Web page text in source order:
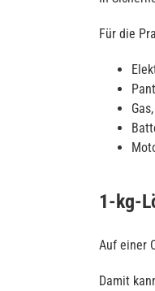
Für die
Gas,
1-kg-
Auf einer
Damit